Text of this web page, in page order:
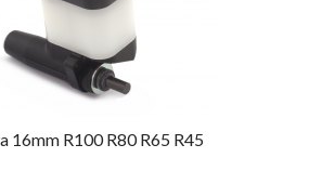
16mm R100 R80 R65 R45